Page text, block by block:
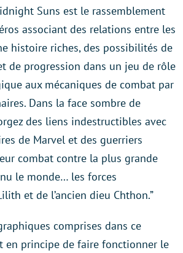
Suns est le rassemblement
associant des relations entre les
histoire riches, des possibilités de
de progression dans un jeu de rôle
aux mécaniques de combat par
Dans la face sombre de
des liens indestructibles avec
de Marvel et des guerriers
combat contre la plus grande
le monde… les forces
et de l’ancien dieu Chthon.”
comprises dans ce
en principe de faire fonctionner le